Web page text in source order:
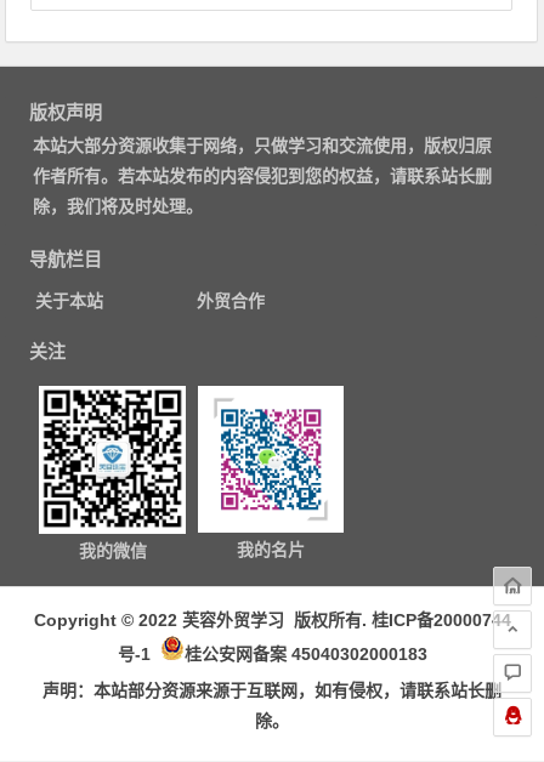
版权声明
本站大部分资源收集于网络，只做学习和交流使用，版权归原
作者所有。若本站发布的内容侵犯到您的权益，请联系站长删
除，我们将及时处理。
导航栏目
关于本站 外贸合作
关注
我的微信 我的名片
Copyright © 2022 芙容外贸学习 版权所有. 桂ICP备20000744
号-1
桂公安网备案 45040302000183
声明：本站部分资源来源于互联网，如有侵权，请联系站长删
除。